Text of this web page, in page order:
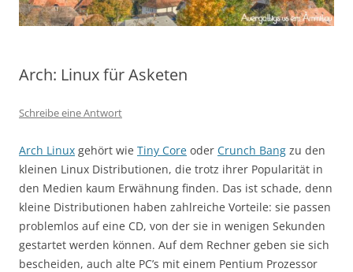
Arch: Linux für Asketen
Schreibe eine Antwort
Arch Linux gehört wie Tiny Core oder Crunch Bang zu den
kleinen Linux Distributionen, die trotz ihrer Popularität in
den Medien kaum Erwähnung finden. Das ist schade, denn
kleine Distributionen haben zahlreiche Vorteile: sie passen
problemlos auf eine CD, von der sie in wenigen Sekunden
gestartet werden können. Auf dem Rechner geben sie sich
bescheiden, auch alte PC’s mit einem Pentium Prozessor